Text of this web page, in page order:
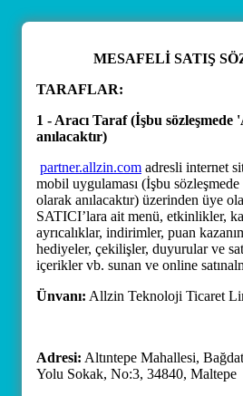
MESAFELİ SATIŞ
TARAFLAR:
1 - Aracı Taraf (İşbu
anılacaktır)
partner.allzin.com adresli internet
mobil uygulaması (İşbu
olarak anılacaktır) üzerinden üye
SATICI’lara ait menü, etkinlikler,
ayrıcalıklar, indirimler, puan
hediyeler, çekilişler, duyurular ve
içerikler vb. sunan ve online
Ünvanı: Allzin Teknoloji Ticaret
Adresi: Altıntepe Mahallesi,
Yolu Sokak, No:3, 34840, Maltepe